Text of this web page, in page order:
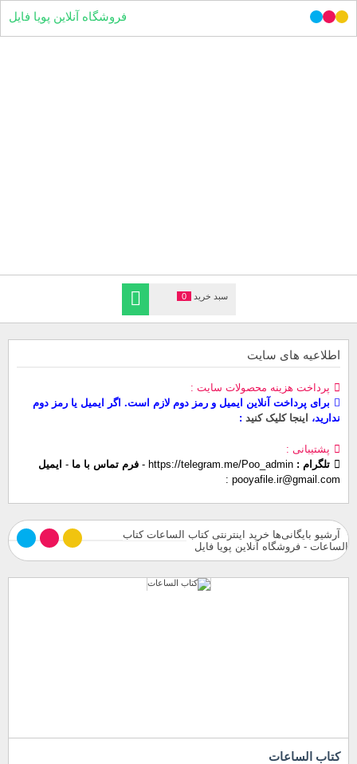
سبد خرید 0
فروشگاه آنلاین پویا فایل
اطلاعیه های سایت
پرداخت هزینه محصولات سایت
برای پرداخت آنلاین ایمیل و رمز دوم لازم است. اگر ایمیل یا رمز دوم
ندارید،
اینجا کلیک کنید
پشتیبانی
تلگرام : https://telegram.me/Poo_admin
- فرم تماس با ما - ایمیل
pooyafile.ir@gmail.com
آرشیو بایگانی‌ها خرید اینترنتی کتاب الساعات کتاب
الساعات - فروشگاه آنلاین پویا فایل
کتاب الساعات